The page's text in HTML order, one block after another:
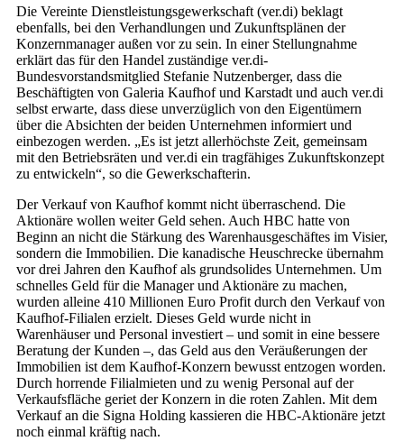
Die Vereinte Dienstleistungsgewerkschaft (ver.di) beklagt
ebenfalls, bei den Verhandlungen und Zukunftsplänen der
Konzernmanager außen vor zu sein. In einer Stellungnahme
erklärt das für den Handel zuständige ver.di-
Bundesvorstandsmitglied Stefanie Nutzenberger, dass die
Beschäftigten von Galeria Kaufhof und Karstadt und auch ver.di
selbst erwarte, dass diese unverzüglich von den Eigentümern
über die Absichten der beiden Unternehmen informiert und
einbezogen werden. „Es ist jetzt allerhöchste Zeit, gemeinsam
mit den Betriebsräten und ver.di ein tragfähiges Zukunftskonzept
zu entwickeln“, so die Gewerkschafterin.
Der Verkauf von Kaufhof kommt nicht überraschend. Die
Aktionäre wollen weiter Geld sehen. Auch HBC hatte von
Beginn an nicht die Stärkung des Warenhausgeschäftes im Visier,
sondern die Immobilien. Die kanadische Heuschrecke übernahm
vor drei Jahren den Kaufhof als grundsolides Unternehmen. Um
schnelles Geld für die Manager und Aktionäre zu machen,
wurden alleine 410 Millionen Euro Profit durch den Verkauf von
Kaufhof-Filialen erzielt. Dieses Geld wurde nicht in
Warenhäuser und Personal investiert – und somit in eine bessere
Beratung der Kunden –, das Geld aus den Veräußerungen der
Immobilien ist dem Kaufhof-Konzern bewusst entzogen worden.
Durch horrende Filialmieten und zu wenig Personal auf der
Verkaufsfläche geriet der Konzern in die roten Zahlen. Mit dem
Verkauf an die Signa Holding kassieren die HBC-Aktionäre jetzt
noch einmal kräftig nach.